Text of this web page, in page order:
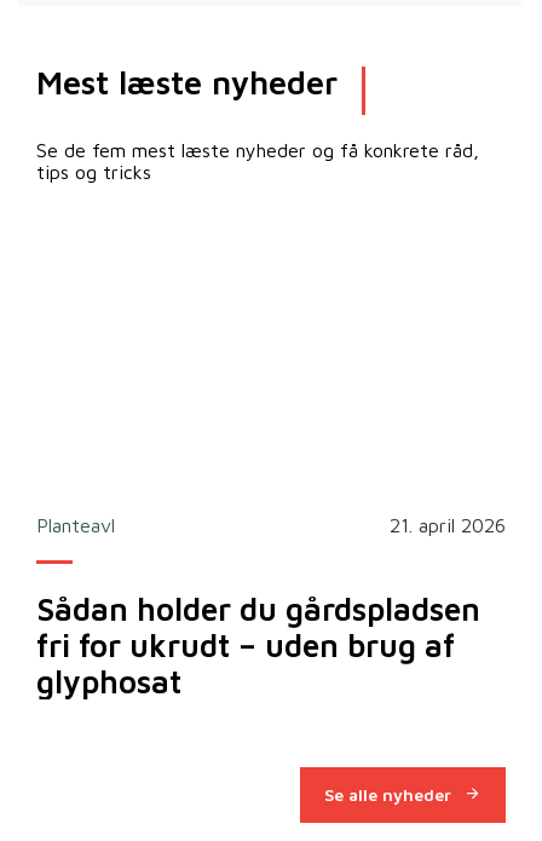
Mest læste nyheder
Se de fem mest læste nyheder og få konkrete råd,
tips og tricks
Planteavl 21. april 2026
Sådan holder du gårdspladsen
fri for ukrudt – uden brug af
glyphosat
Se alle nyheder